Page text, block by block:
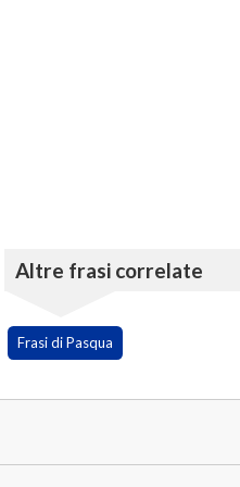
Altre frasi correlate
Frasi di Pasqua